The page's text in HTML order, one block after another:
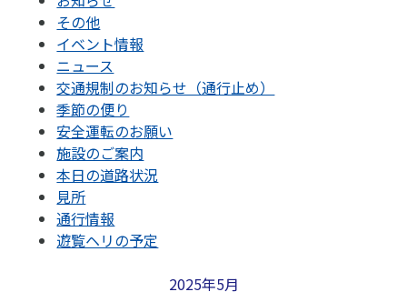
その他
イベント情報
ニュース
交通規制のお知らせ（通行止め）
季節の便り
安全運転のお願い
施設のご案内
本日の道路状況
見所
通行情報
遊覧ヘリの予定
2025年5月